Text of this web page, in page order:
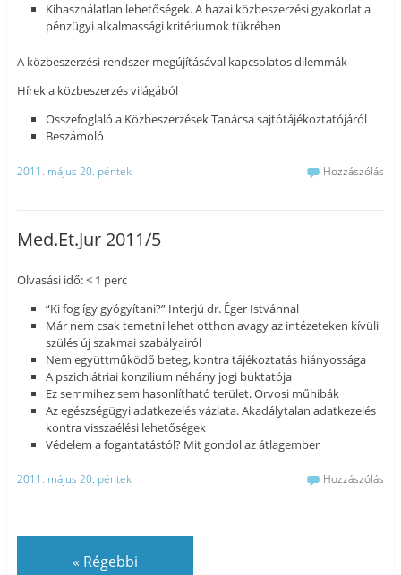
Kihasználatlan lehetőségek. A hazai közbeszerzési gyakorlat a
pénzügyi alkalmassági kritériumok tükrében
A közbeszerzési rendszer megújításával kapcsolatos dilemmák
Hírek a közbeszerzés világából
Összefoglaló a Közbeszerzések Tanácsa sajtótájékoztatójáról
Beszámoló
2011. május 20. péntek Hozzászólás
Med.Et.Jur 2011/5
Olvasási idő: < 1 perc
“Ki fog így gyógyítani?” Interjú dr. Éger Istvánnal
Már nem csak temetni lehet otthon avagy az intézeteken kívüli
szülés új szakmai szabályairól
Nem együttműködő beteg, kontra tájékoztatás hiányossága
A pszichiátriai konzílium néhány jogi buktatója
Ez semmihez sem hasonlítható terület. Orvosi műhibák
Az egészségügyi adatkezelés vázlata. Akadálytalan adatkezelés
kontra visszaélési lehetőségek
Védelem a fogantatástól? Mit gondol az átlagember
2011. május 20. péntek Hozzászólás
« Régebbi